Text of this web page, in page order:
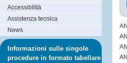
Accessibilità
Assistenza tecnica
News
Informazioni sulle singole
procedure in formato tabellare